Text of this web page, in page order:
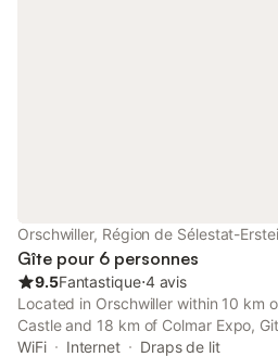
Orschwiller, Région de Sélestat-
Gîte pour 6 personnes
9.5Fantastique⋅4 avis
Located in Orschwiller within 10 km
Castle and 18 km of Colmar Expo,
provides rooms with free WiFi.
WiFi Internet
Draps de lit